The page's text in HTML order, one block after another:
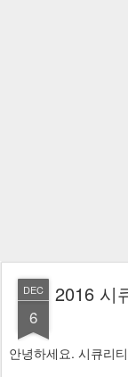
DEC
6
2016 시
안녕하세요. 시큐리